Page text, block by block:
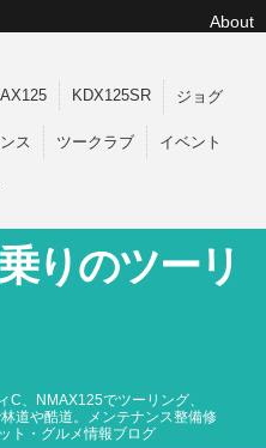
About
KDX125SR ジョグ
ス ツークラブ イベント
りのツーリ
、NMAX125でツーリング、
道や酷道。メンテナンス整備修
ト・グルメ情報ブログ